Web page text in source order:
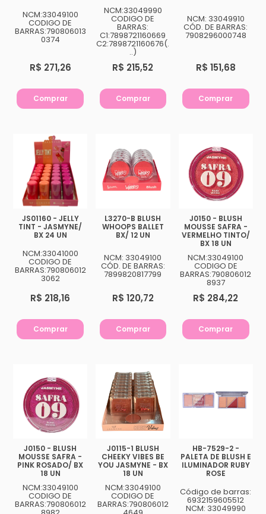
NCM:33049100
CODIGO DE
BARRAS:790806013
0374
R$ 271,26
Comprar
NCM:33049990
CODIGO DE
BARRAS:
C1:7898721160669
C2:7898721160676(.
..)
R$ 215,52
Comprar
NCM: 33049910
CÓD. DE BARRAS:
7908296000748
R$ 151,68
Comprar
JS01160 - JELLY
TINT - JASMYNE/
BX 24 UN
NCM:33041000
CODIGO DE
BARRAS:790806012
3062
R$ 218,16
Comprar
L3270-B BLUSH
WHOOPS BALLET
BX/ 12 UN
NCM: 33049100
CÓD. DE BARRAS:
7899820817799
R$ 120,72
Comprar
J0150 - BLUSH
MOUSSE SAFRA -
VERMELHO TINTO/
BX 18 UN
NCM:33049100
CODIGO DE
BARRAS:790806012
8937
R$ 284,22
Comprar
J0150 - BLUSH
MOUSSE SAFRA -
PINK ROSADO/ BX
18 UN
NCM:33049100
CODIGO DE
BARRAS:790806012
J0115-1 BLUSH
CHEEKY VIBES BE
YOU JASMYNE - BX
18 UN
NCM:33049100
CODIGO DE
BARRAS:790806012
HB-7529-2 -
PALETA DE BLUSH E
ILUMINADOR RUBY
ROSE
Código de barras:
6932159605512
NCM: 33049990